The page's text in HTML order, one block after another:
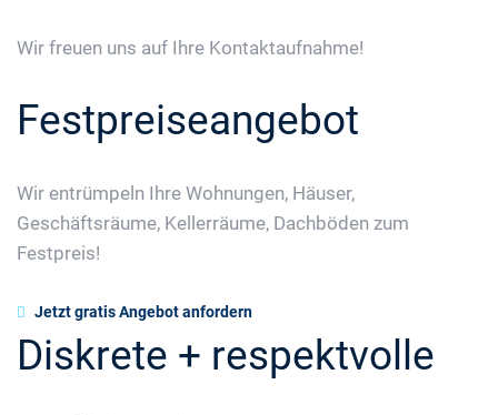
Wir freuen uns auf Ihre Kontaktaufnahme!
Festpreiseangebot
Wir entrümpeln Ihre Wohnungen, Häuser,
Geschäftsräume, Kellerräume, Dachböden zum
Festpreis!
Jetzt gratis Angebot anfordern
Diskrete + respektvolle